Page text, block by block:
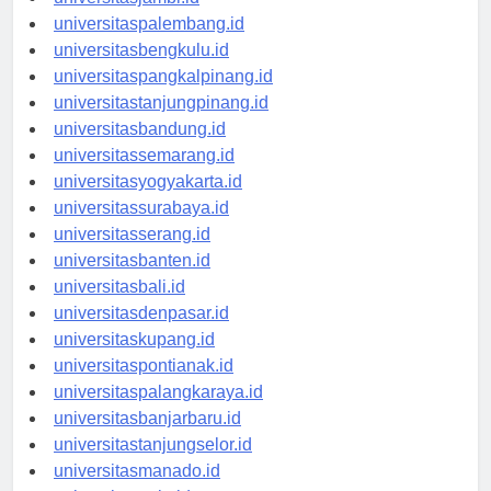
universitasjambi.id
universitaspalembang.id
universitasbengkulu.id
universitaspangkalpinang.id
universitastanjungpinang.id
universitasbandung.id
universitassemarang.id
universitasyogyakarta.id
universitassurabaya.id
universitasserang.id
universitasbanten.id
universitasbali.id
universitasdenpasar.id
universitaskupang.id
universitaspontianak.id
universitaspalangkaraya.id
universitasbanjarbaru.id
universitastanjungselor.id